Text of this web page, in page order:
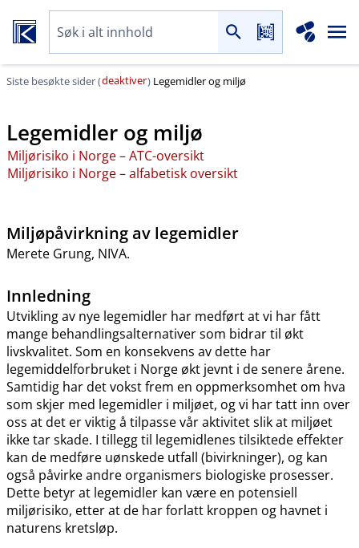
Siste besøkte sider (deaktiver) Legemidler og miljø
Legemidler og miljø
Miljørisiko i Norge – ATC-oversikt
Miljørisiko i Norge – alfabetisk oversikt
Miljøpåvirkning av legemidler
Merete Grung, NIVA.
Innledning
Utvikling av nye legemidler har medført at vi har fått
mange behandlingsalternativer som bidrar til økt
livskvalitet. Som en konsekvens av dette har
legemiddelforbruket i Norge økt jevnt i de senere årene.
Samtidig har det vokst frem en oppmerksomhet om hva
som skjer med legemidler i miljøet, og vi har tatt inn over
oss at det er viktig å tilpasse vår aktivitet slik at miljøet
ikke tar skade. I tillegg til legemidlenes tilsiktede effekter
kan de medføre uønskede utfall (bivirkninger), og kan
også påvirke andre organismers biologiske prosesser.
Dette betyr at legemidler kan være en potensiell
miljørisiko, etter at de har forlatt kroppen og havnet i
naturens kretsløp.